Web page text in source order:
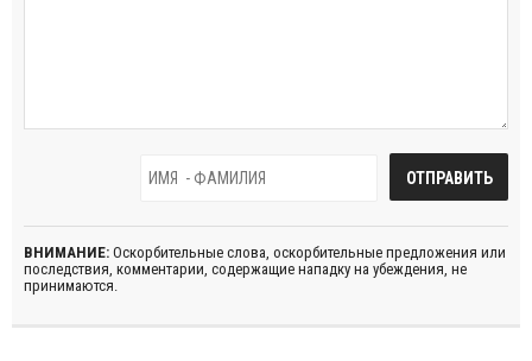
ВНИМАНИЕ: Оскорбительные слова, оскорбительные предложения или
последствия, комментарии, содержащие нападку на убеждения, не
принимаются.